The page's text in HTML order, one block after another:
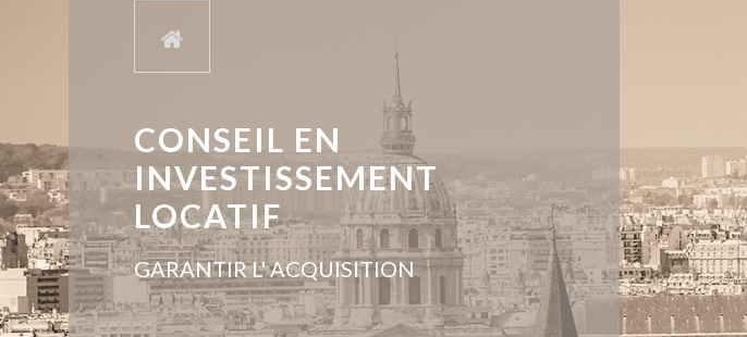
CONSEIL EN
INVESTISSEMENT
LOCATIF
GARANTIR L' ACQUISITION